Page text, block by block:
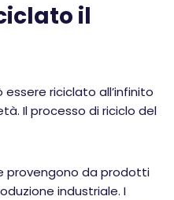
il
riciclato all’infinito
Il processo di riciclo del
provengono da prodotti
industriale. I